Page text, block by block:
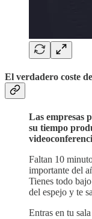
El verdadero coste
Las empresas
su tiempo
Faltan 10
importante del
Tienes todo
del espejo y te
Entras en tu